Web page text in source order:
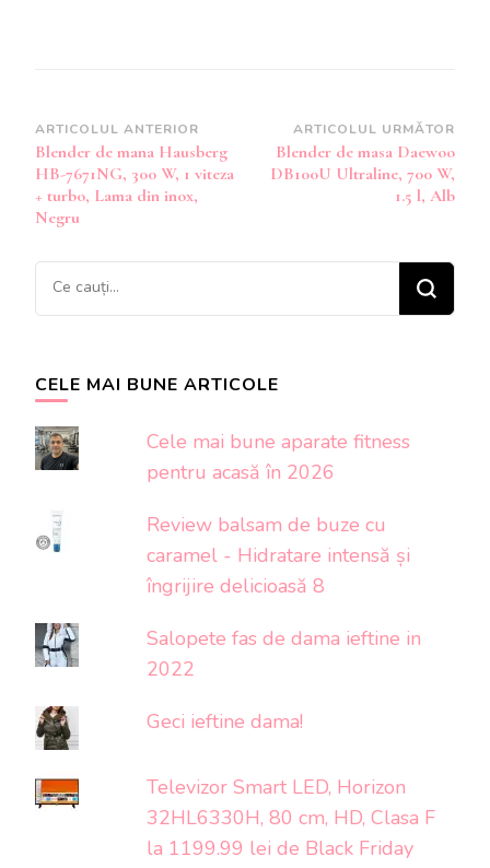
Navigare
în
articole
ARTICOLUL ANTERIOR
Blender de mana Hausberg
HB-7671NG, 300 W, 1 viteza
+ turbo, Lama din inox,
Negru
ARTICOLUL URMĂTOR
Blender de masa Daewoo
DB100U Ultraline, 700 W,
1.5 l, Alb
Cauți
ceva?
CELE MAI BUNE ARTICOLE
Cele mai bune aparate fitness
pentru acasă în 2026
Review balsam de buze cu
caramel - Hidratare intensă și
îngrijire delicioasă 8
Salopete fas de dama ieftine in
2022
Geci ieftine dama!
Televizor Smart LED, Horizon
32HL6330H, 80 cm, HD, Clasa F
la 1199.99 lei de Black Friday